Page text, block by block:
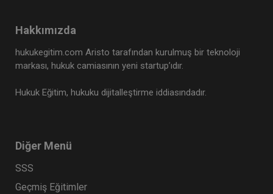
Hakkımızda
hukukegitim.com Aristo tarafından kurulmuş bir teknoloji
markası, hukuk camiasının yeni startup’ıdır.
Hukuk Eğitim, hukuku dijitalleştirme iddiasındadır.
Diğer Menü
SSS
Geçmiş Eğitimler